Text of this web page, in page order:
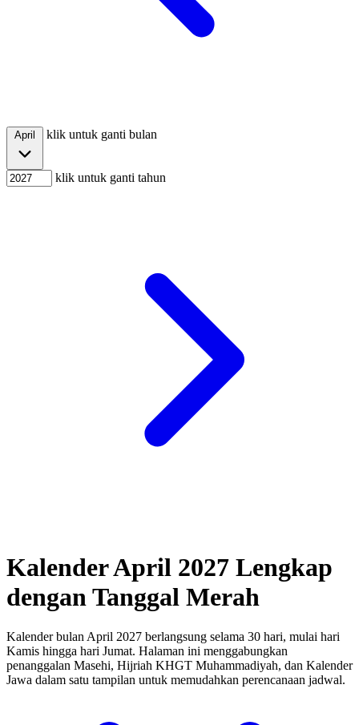
klik untuk ganti bulan
klik untuk ganti tahun
Kalender April 2027 Lengkap
dengan Tanggal Merah
Kalender bulan April 2027 berlangsung selama 30 hari, mulai hari
Kamis hingga hari Jumat. Halaman ini menggabungkan
penanggalan Masehi, Hijriah KHGT Muhammadiyah, dan Kalender
Jawa dalam satu tampilan untuk memudahkan perencanaan jadwal.